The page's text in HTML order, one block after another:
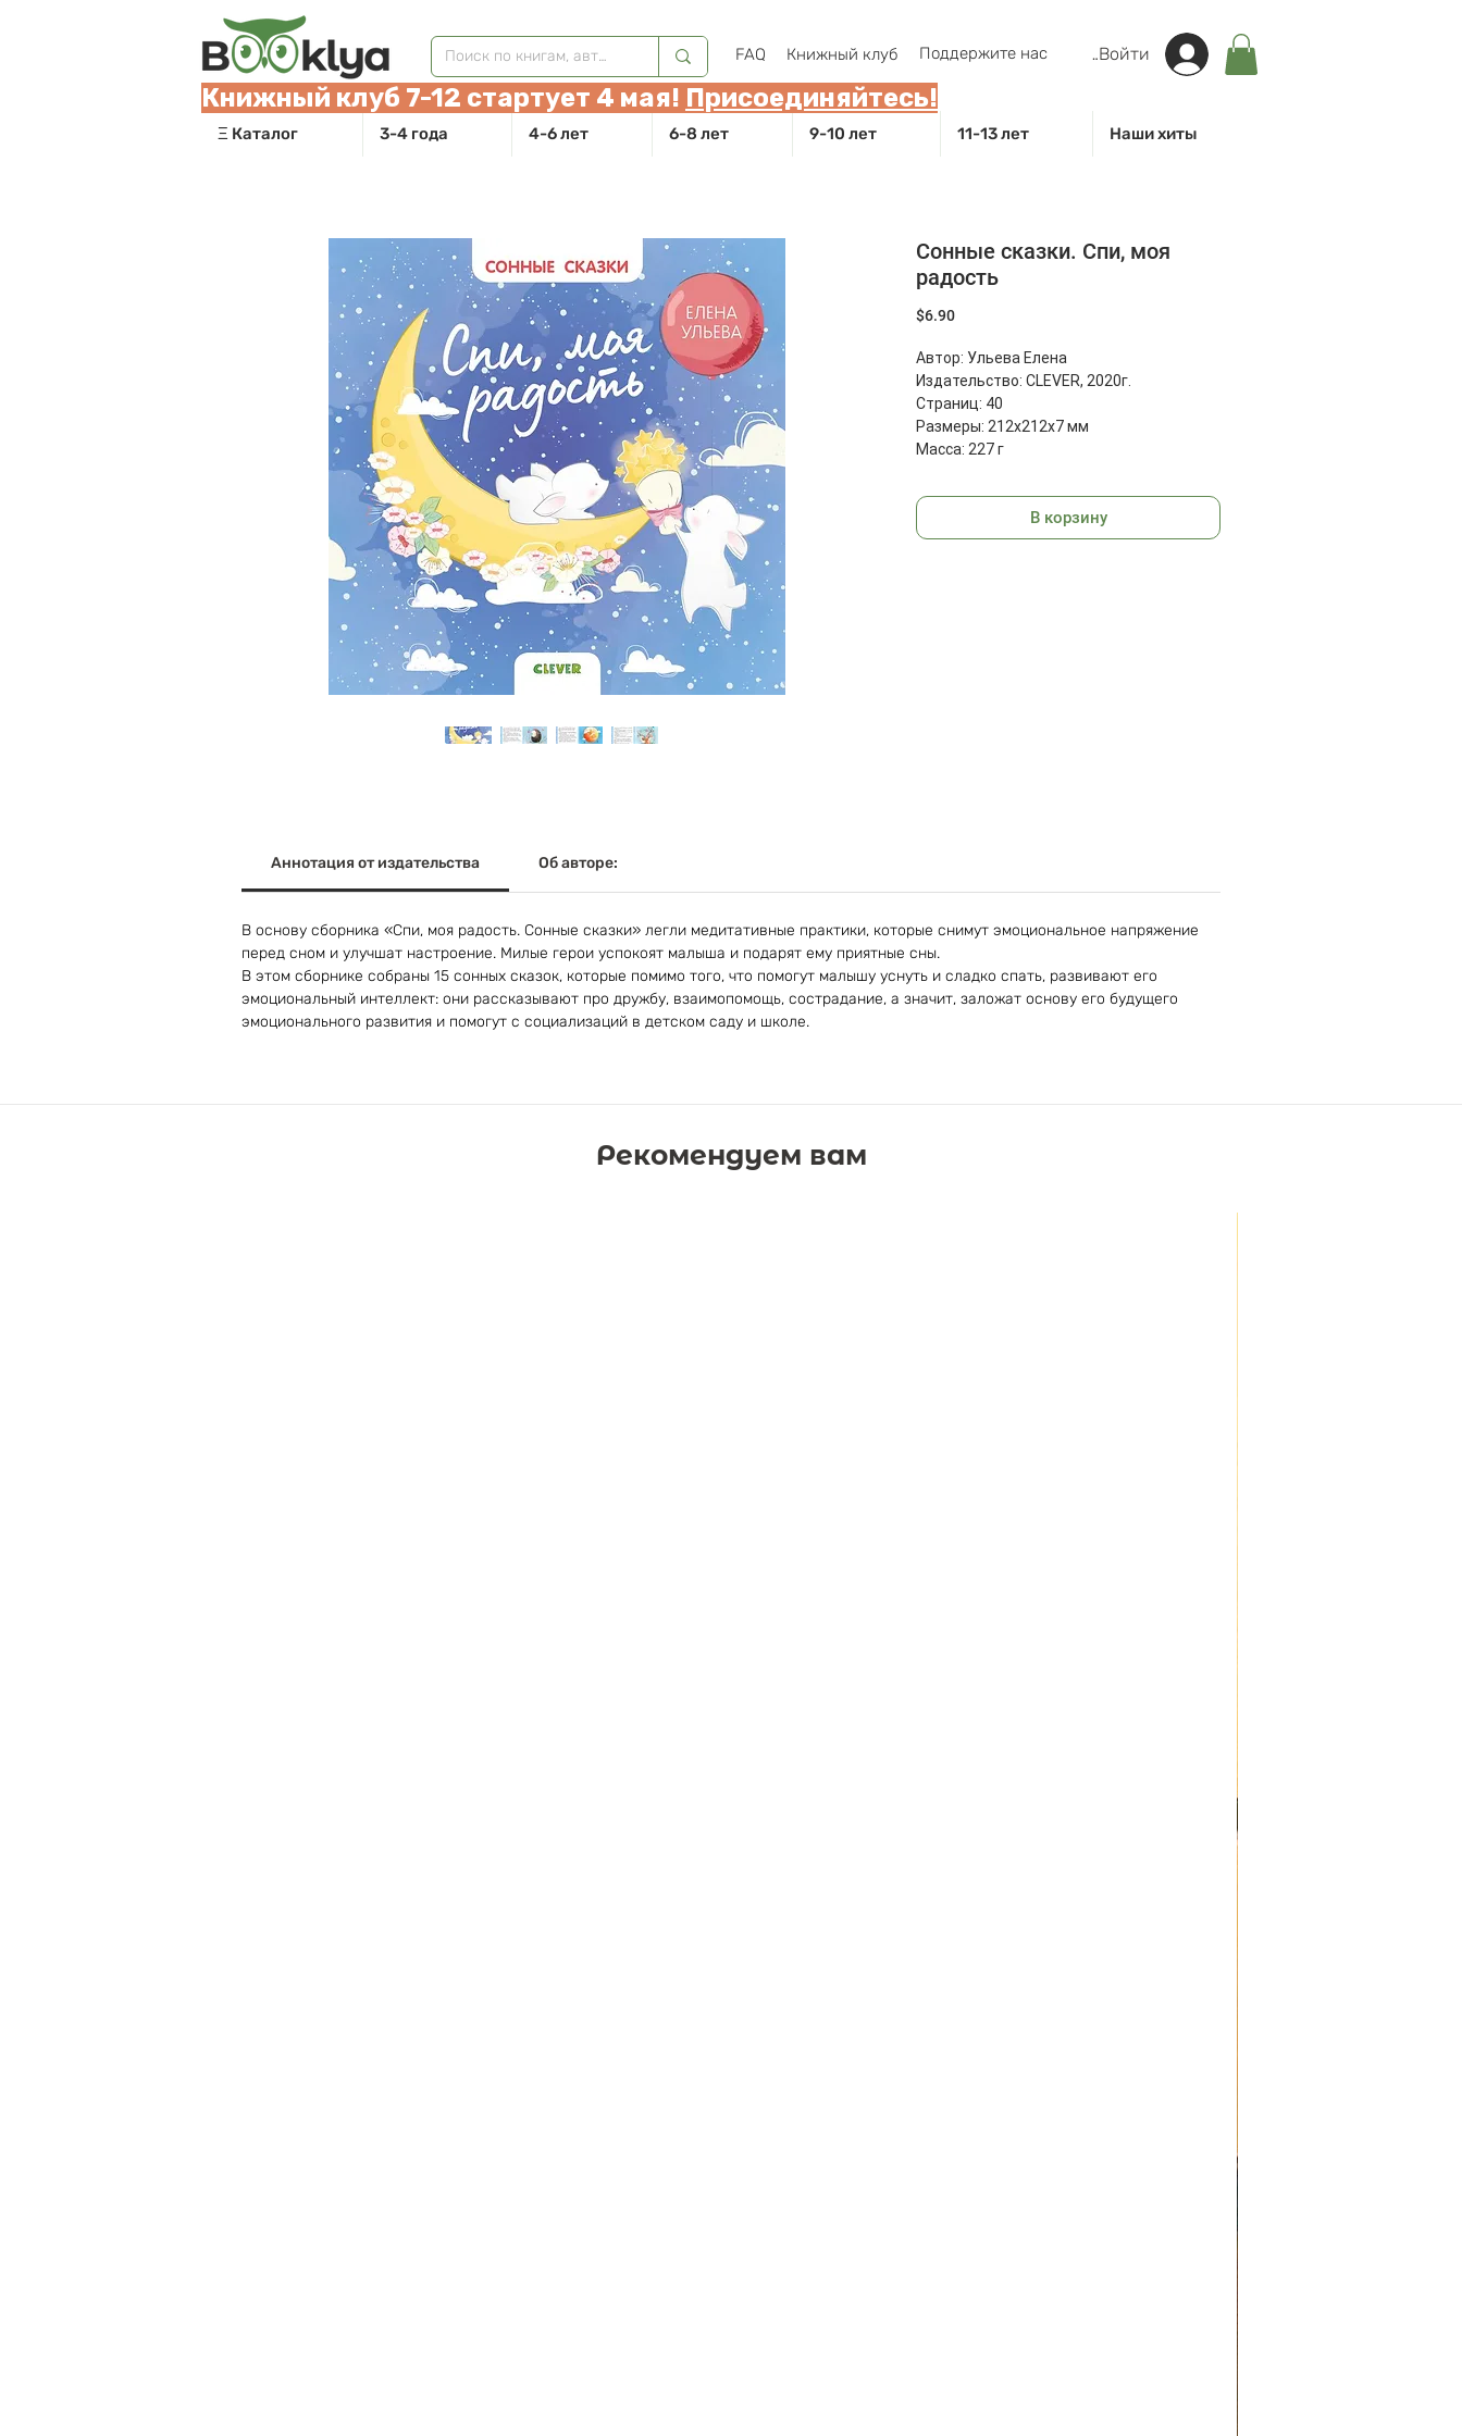
FAQ Книжный клуб Поддержите нас Войти
Ξ Каталог 3-4 года 4-6 лет 6-8 лет 9-10 лет 11-13 лет Наши хиты
Книжный клуб 7-12 стартует 4 мая! Присоединяйтесь!
Сонные сказки. Спи, моя
радость
$6.90Цена
Автор: Ульева Елена
Издательство: CLEVER, 2020г.
Страниц: 40
Размеры: 212x212x7 мм
Масса: 227 г
В корзину
Аннотация от издательства Об авторе:
В основу сборника «Спи, моя радость. Сонные сказки» легли медитативные практики, которые снимут эмоциональное напряжение
перед сном и улучшат настроение. Милые герои успокоят малыша и подарят ему приятные сны.
В этом сборнике собраны 15 сонных сказок, которые помимо того, что помогут малышу уснуть и сладко спать, развивают его
эмоциональный интеллект: они рассказывают про дружбу, взаимопомощь, сострадание, а значит, заложат основу его будущего
эмоционального развития и помогут с социализаций в детском саду и школе.
Рекомендуем вам